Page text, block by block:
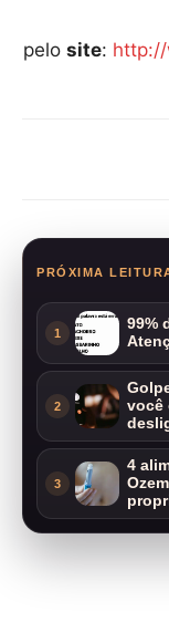
pelo site:
PRÓXIMA
1
99%
2
você
3
4